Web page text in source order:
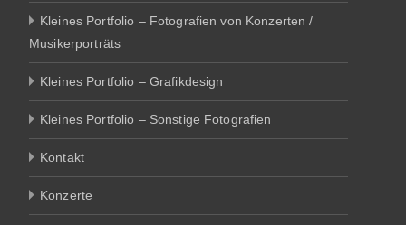
Kleines Portfolio – Fotografien von Konzerten /
Musikerporträts
Kleines Portfolio – Grafikdesign
Kleines Portfolio – Sonstige Fotografien
Kontakt
Konzerte